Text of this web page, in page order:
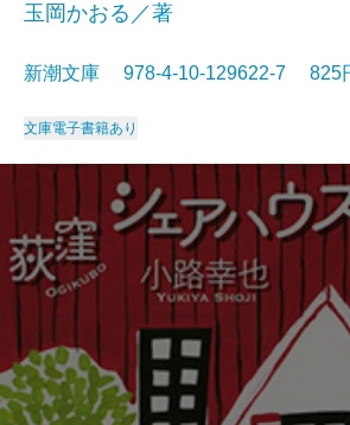
玉岡かおる／著
新潮文庫 978-4-10-129622-7
文庫電子書籍あり